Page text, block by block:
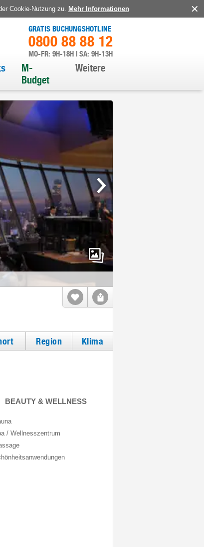
Cookie-Nutzung zu. Mehr Informationen
GRATIS BUCHUNGSHOTLINE
0800 88 88 12
MO-FR: 9H-18H | SA: 9H-13H
M-
Budget
Weitere
Region Klima
BEAUTY & WELLNESS
/ Wellnesszentrum